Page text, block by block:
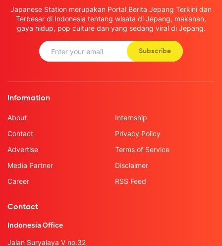
Japanese Station merupakan Portal Berita Jepang Terkini dan
Terbesar di Indonesia tentang wisata di Jepang, makanan,
gaya hidup, pop culture dan yang sedang viral di Jepang.
Subscribe
Information
About
Contact
Advertise
Media Partner
Career
Internship
Privacy Policy
Terms of Service
Disclaimer
RSS Feed
Contact
Indonesia Office
Jalan Suryalaya V no.32